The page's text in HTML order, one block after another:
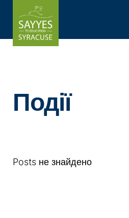
Skip to content
Події
Posts не знайдено